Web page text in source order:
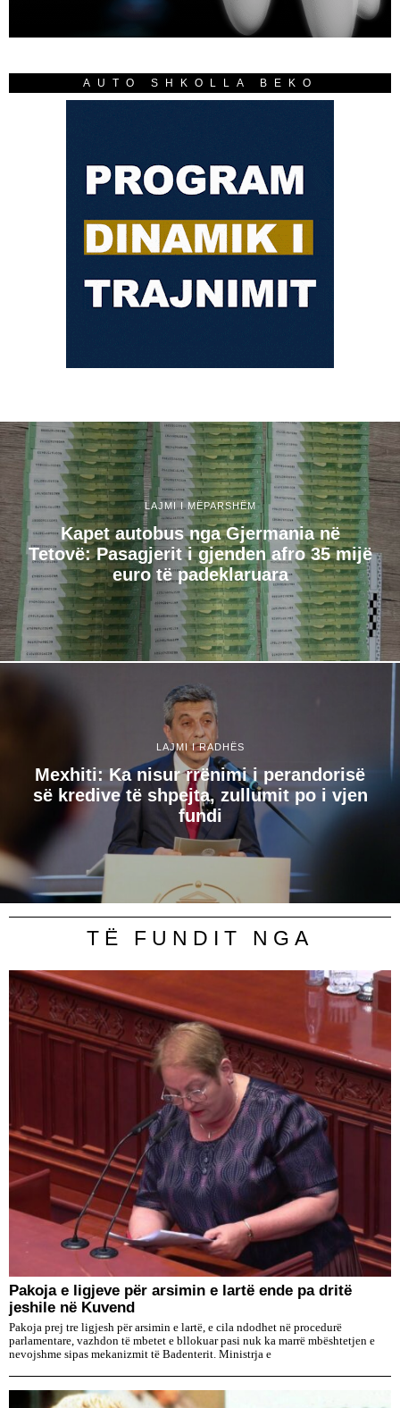
AUTO SHKOLLA BEKO
LAJMI I MËPARSHËM
Kapet autobus nga Gjermania në
Tetovë: Pasagjerit i gjenden afro 35 mijë
euro të padeklaruara
LAJMI I RADHËS
Mexhiti: Ka nisur rrënimi i perandorisë
së kredive të shpejta, zullumit po i vjen
fundi
TË FUNDIT NGA
Pakoja e ligjeve për arsimin e lartë ende pa dritë
jeshile në Kuvend
Pakoja prej tre ligjesh për arsimin e lartë, e cila ndodhet në procedurë
parlamentare, vazhdon të mbetet e bllokuar pasi nuk ka marrë mbështetjen e
nevojshme sipas mekanizmit të Badenterit. Ministrja e